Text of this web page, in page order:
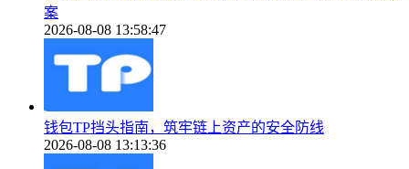
案
2026-08-08 13:58:47
钱包TP挡头指南，筑牢链上资产的安全防线
2026-08-08 13:13:36